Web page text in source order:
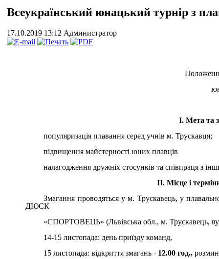
Всеукраїнський юнацький турнір з
17.10.2019 13:12 Администратор
І. Мета та
популяризація плавання серед учнів м. Трускавця;
підвищення майстерності юних плавців
налагодження дружніх стосунків та співпраця з
ІІ. Місце і
Змагання проводяться у м. Трускавець, у
ДЮСК
«СПОРТОВЕЦЬ» (Львівська обл., м. Трускавець,
14-15 листопада: день приїзду команд,
15 листопада: відкриття змагань - 12.00 год.,